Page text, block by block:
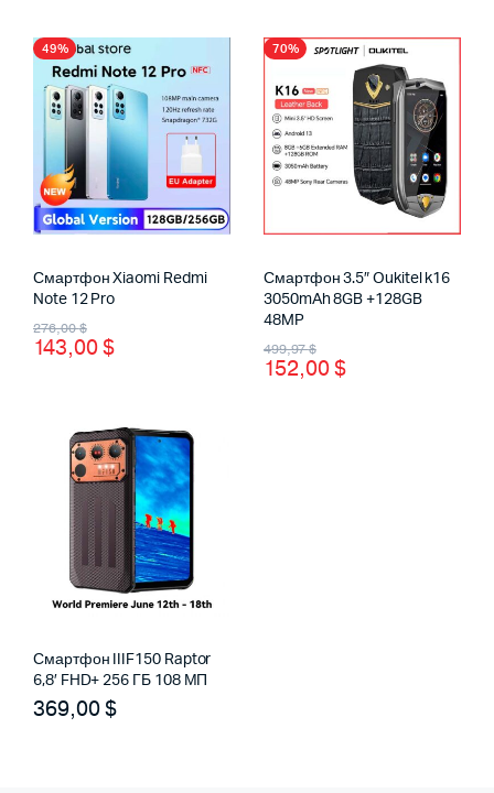
399,99 $.
126,99 $.
49%
Смартфон Xiaomi Redmi
Note 12 Pro
276,00$
Первоначальная
цена
143,00$
Текущая
цена:
70%
Смартфон 3.5″ Oukitel k16
3050mAh 8GB +128GB
48MP
499,97$
Первоначальная
цена
152,00$
Текущая
цена:
Смартфон IIIF150 Raptor
6,8′ FHD+ 256 ГБ 108 МП
369,00$